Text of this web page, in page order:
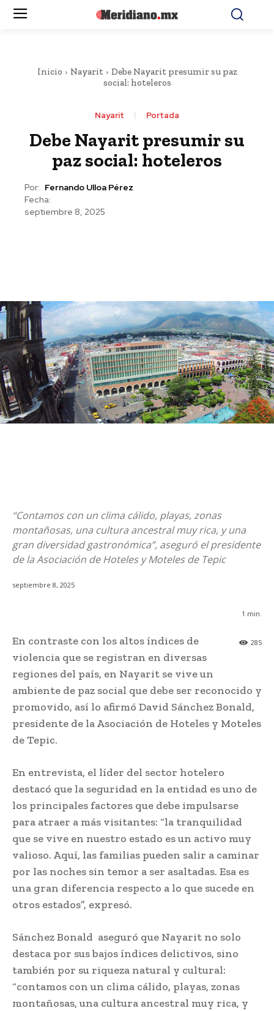
Inicio Nayarit
Debe Nayarit presumir su paz
social: hoteleros
Nayarit Portada
Debe Nayarit presumir su
paz social: hoteleros
Por: Fernando Ulloa Pérez
Fecha:
septiembre 8, 2025
“Contamos con un clima cálido, playas, zonas
montañosas, una cultura ancestral muy rica, y una
gran diversidad gastronómica”, aseguró el presidente
de la Asociación de Hoteles y Moteles de Tepic
septiembre 8, 2025
1 min.
285
En contraste con los altos índices de
violencia que se registran en diversas
regiones del país, en Nayarit se vive un
ambiente de paz social que debe ser reconocido y
promovido, así lo afirmó David Sánchez Bonald,
presidente de la Asociación de Hoteles y Moteles
de Tepic.
En entrevista, el líder del sector hotelero
destacó que la seguridad en la entidad es uno de
los principales factores que debe impulsarse
para atraer a más visitantes: “la tranquilidad
que se vive en nuestro estado es un activo muy
valioso. Aquí, las familias pueden salir a caminar
por las noches sin temor a ser asaltadas. Esa es
una gran diferencia respecto a lo que sucede en
otros estados”, expresó.
Sánchez Bonald aseguró que Nayarit no solo
destaca por sus bajos índices delictivos, sino
también por su riqueza natural y cultural:
“contamos con un clima cálido, playas, zonas
montañosas, una cultura ancestral muy rica, y